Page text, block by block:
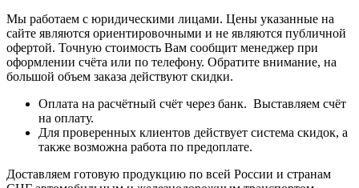
Мы работаем с юридическими лицами. Цены указанные на
сайте являются ориентировочными и не являются публичной
офертой. Точную стоимость Вам сообщит менеджер при
оформлении счёта или по телефону. Обратите внимание, на
большой объем заказа действуют скидки.
Оплата на расчётный счёт через банк. Выставляем счёт
на оплату.
Для проверенных клиентов действует система скидок, а
также возможна работа по предоплате.
Доставляем готовую продукцию по всей России и странам